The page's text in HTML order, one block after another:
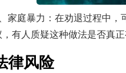
家庭暴力：在劝退过程中，
有人质疑这种做法是否真正
律风险